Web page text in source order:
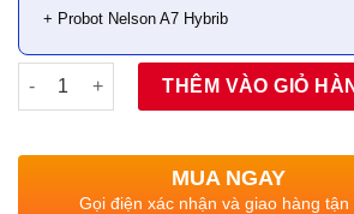
+ Probot Nelson A7 Hybrib
Số lượng THÊM VÀO GIỎ
MUA NGAY
Gọi điện xác nhận và giao hàng tận